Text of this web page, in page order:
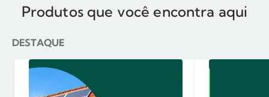
Produtos que você encontra aqui
DESTAQUE